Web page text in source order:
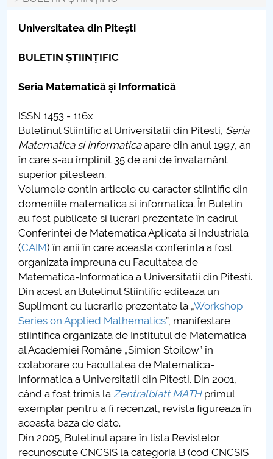
Nr. de telefon si adrese Facultăți
Informations sur l'admission
Români de pretutindeni - ADMITERE
Sénat universitaire
Facultés
STUDENTI CUP
Ghiduri pentru STUDENȚI
Relations publiques
Relations Internationales
PNRR
Proiect (PRIM STUD)
Proiect SU-ETIC
Protection des données personnelles
Université pour la communauté
Études doctorales
Universitatea din Pitești
BULETIN ȘTIINȚIFIC
Seria Matematică și Informatică
ISSN 1453 - 116x
Buletinul Stiintific al Universitatii din Pitesti, Seria
Matematica si Informaticaapare din anul 1997, an
în care s-au împlinit 35 de ani de învatamânt
superior pitestean.
Volumele contin articole cu caracter stiintific din
domeniile matematica si informatica. În Buletin
au fost publicate si lucrari prezentate în cadrul
Conferintei de Matematica Aplicata si Industriala
(CAIM) în anii în care aceasta conferinta a fost
organizata împreuna cu Facultatea de
Matematica-Informatica a Universitatii din Pitesti.
Din acest an Buletinul Stiintific editeaza un
Supliment cu lucrarile prezentate la „Workshop
Series on Applied Mathematics”, manifestare
stiintifica organizata de Institutul de Matematica
al Academiei Române „Simion Stoilow” în
colaborare cu Facultatea de Matematica-
Informatica a Universitatii din Pitesti. Din 2001,
când a fost trimis la Zentralblatt MATH primul
exemplar pentru a fi recenzat, revista figureaza în
aceasta baza de date.
Din 2005, Buletinul apare în lista Revistelor
recunoscute CNCSIS la categoria B (cod CNCSIS